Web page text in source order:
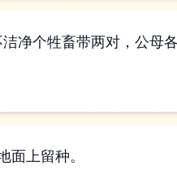
净个牲畜带两对，公母
面上留种。